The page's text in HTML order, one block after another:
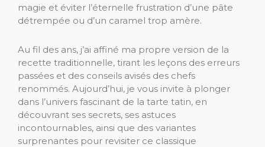
magie et éviter l’éternelle frustration d’une pâte
détrempée ou d’un caramel trop amère.
Au fil des ans, j’ai affiné ma propre version de la
recette traditionnelle, tirant les leçons des erreurs
passées et des conseils avisés des chefs
renommés. Aujourd’hui, je vous invite à plonger
dans l’univers fascinant de la tarte tatin, en
découvrant ses secrets, ses astuces
incontournables, ainsi que des variantes
surprenantes pour revisiter ce classique